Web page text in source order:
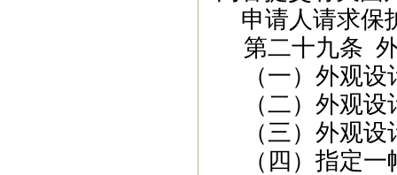
申请人请求保
第二十九条
（一）外观
（二）外观
（三）外观
（四） 指定一